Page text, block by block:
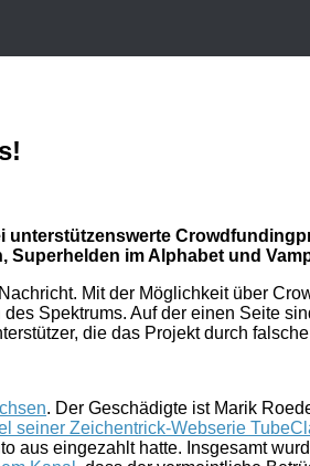
unterstützenswerte
im Alphabet und
Mit der Möglichkeit über
Spektrums. Auf der einen Seite
die das Projekt durch
. Der Geschädigte ist Marik
seiner Zeichentrick-Webserie
aus eingezahlt hatte. Insgesamt